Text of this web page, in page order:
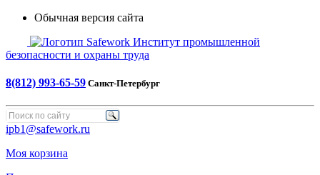
Обычная версия сайта
Safework Институт промышленной
безопасности и охраны труда
8(812) 993-65-59 Санкт-Петербург
ipb1@safework.ru
Моя корзина